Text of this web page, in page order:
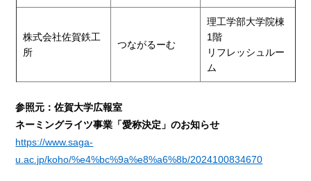
株式会社佐賀鉄工
所
つながるーむ
理工学部大学院棟
1階
リフレッシュルー
ム
参照元：佐賀大学広報室
ネーミングライツ事業「愛称決定」のお知らせ
https://www.saga-
u.ac.jp/koho/%e4%bc%9a%e8%a6%8b/2024100834670